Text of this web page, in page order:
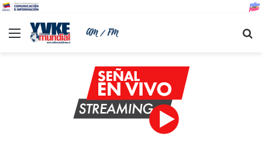
Menu